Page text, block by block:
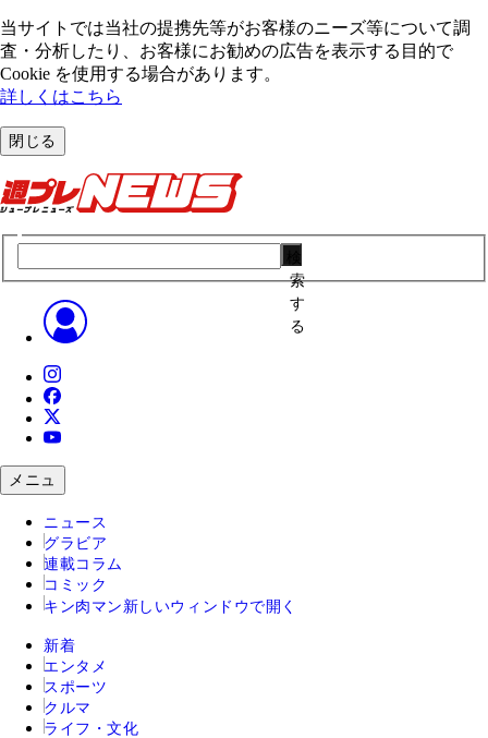
当サイトでは当社の提携先等がお客様のニーズ等について調
査・分析したり、お客様にお勧めの広告を表⽰する⽬的で
Cookie を使⽤する場合があります。
詳しくはこちら
閉じる
索
す
る
メニュ
ニュース
グラビア
連載コラム
コミック
キン肉マン 新しいウィンドウで開く
新着
エンタメ
スポーツ
クルマ
ライフ・文化